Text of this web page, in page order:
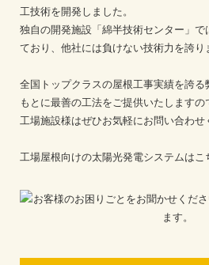
工技術を開発しました。
独自の開発施設「綿半技術センター」で
ており、他社には負けない技術力を誇り
全国トップクラスの屋根工事実績を誇
もとに最善の工法をご提供いたします
工場施設様はぜひお気軽にお問い合わせ
工場屋根向けの太陽光発電システムは